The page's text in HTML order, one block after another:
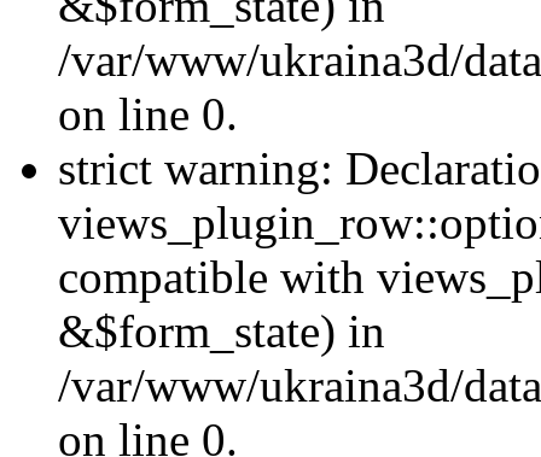
/var/www/ukraina3d/
on line 0.
strict warning:
compatible with
&$form_state) in
/var/www/ukraina3d/
on line 0.